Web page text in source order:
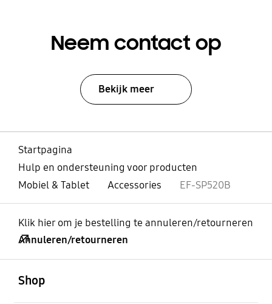
Neem contact op
Bekijk meer
Startpagina
Hulp en ondersteuning voor producten
Mobiel & Tablet
Accessories EF-SP520B
Klik hier om je bestelling te annuleren/retourneren
Annuleren/retourneren
Shop